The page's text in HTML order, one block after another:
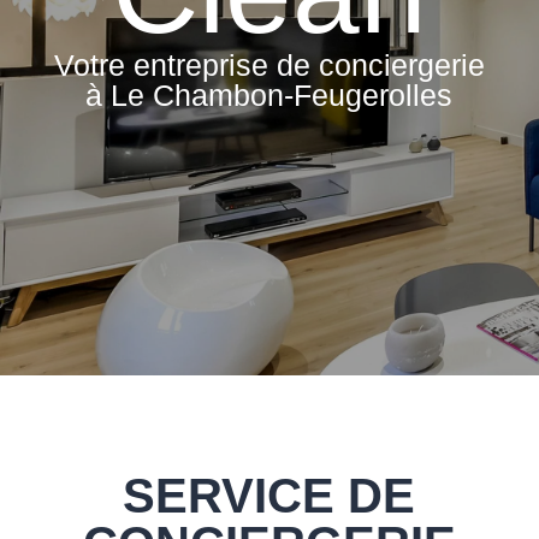
Votre entreprise de conciergerie
à Le Chambon-Feugerolles
SERVICE DE